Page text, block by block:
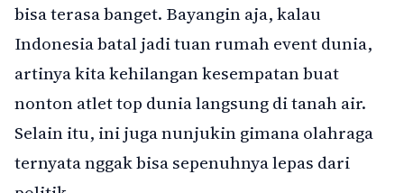
bisa terasa banget. Bayangin aja, kalau
Indonesia batal jadi tuan rumah event dunia,
artinya kita kehilangan kesempatan buat
nonton atlet top dunia langsung di tanah air.
Selain itu, ini juga nunjukin gimana olahraga
ternyata nggak bisa sepenuhnya lepas dari